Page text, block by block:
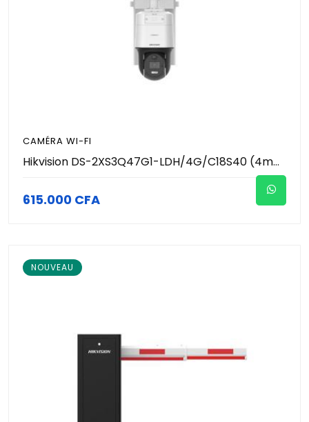
CAMÉRA WI-FI
Hikvision DS-2XS3Q47G1-LDH/4G/C18S40 (4mm) - Caméra Autonome Solaire 4G LTE 4MP - ColorVu Couleur 24/7 - Panneau 40W - Batterie 180Wh - IA Humain/Véhicule - IP67 Pro
615.000 CFA
NOUVEAU